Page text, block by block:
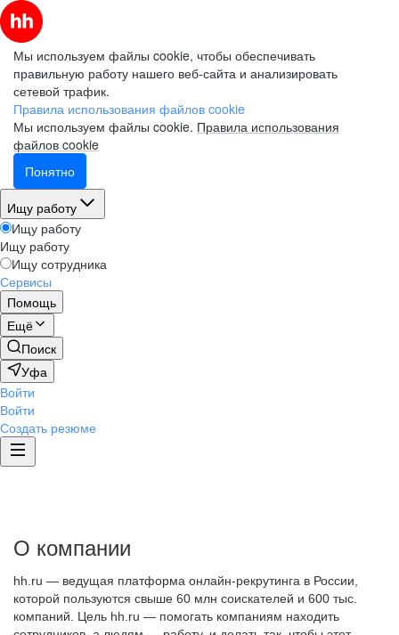
Мы используем файлы cookie, чтобы обеспечивать
правильную работу нашего веб-сайта и анализировать
сетевой трафик.
Правила использования файлов cookie
Мы используем файлы cookie. Правила использования
файлов cookie
Понятно
Ищу работу
Ищу работу
Ищу работу
Ищу сотрудника
Сервисы
Помощь
Ещё
Поиск
Уфа
Войти
Войти
Создать резюме
О компании
hh.ru — ведущая платформа онлайн-рекрутинга в России,
которой пользуются свыше 60 млн соискателей и 600 тыс.
компаний. Цель hh.ru — помогать компаниям находить